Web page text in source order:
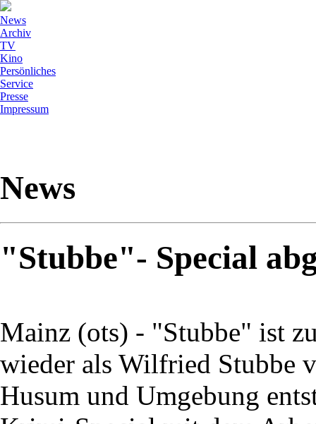
News
Archiv
TV
Kino
Persönliches
Service
Presse
Impressum
News
"Stubbe"- Special
Mainz (ots) - "Stubbe" ist
wieder als Wilfried Stubbe
Husum und Umgebung